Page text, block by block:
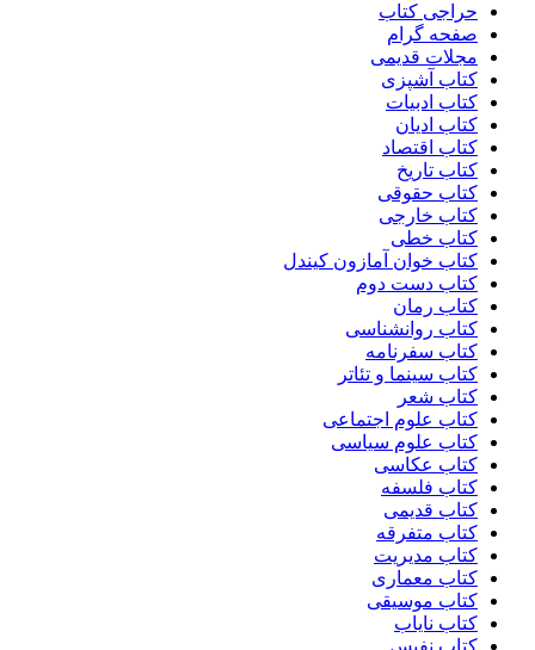
حراجی کتاب
صفحه گرام
مجلات قدیمی
کتاب آشپزی
کتاب ادبیات
کتاب ادیان
کتاب اقتصاد
کتاب تاریخ
کتاب حقوقی
کتاب خارجی
کتاب خطی
کتاب خوان آمازون کیندل
کتاب دست دوم
کتاب رمان
کتاب روانشناسی
کتاب سفرنامه
کتاب سینما و تئاتر
کتاب شعر
کتاب علوم اجتماعی
کتاب علوم سیاسی
کتاب عکاسی
کتاب فلسفه
کتاب قدیمی
کتاب متفرقه
کتاب مدیریت
کتاب معماری
کتاب موسیقی
کتاب نایاب